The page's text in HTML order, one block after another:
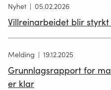
Nyhet 05.02.2026
Villreinarbeidet blir
Melding 19.12.2025
Grunnlagsrapport for
er klar